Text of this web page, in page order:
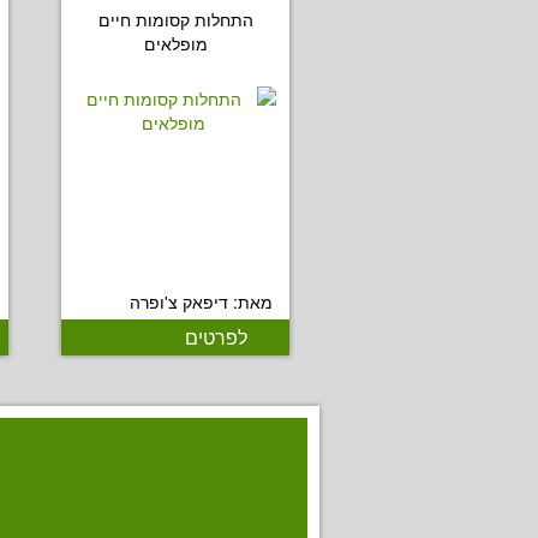
התחלות קסומות חיים
מופלאים
מאת: דיפאק צ'ופרה
לפרטים